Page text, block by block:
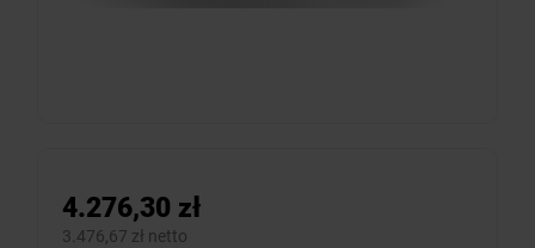
4.276,30 zł
3.476,67 zł netto